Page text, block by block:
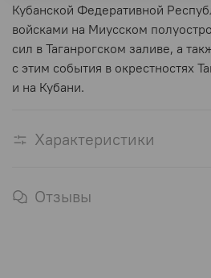
Кубанской Федеративной
войсками на Миусском
сил в Таганрогском заливе, а
с этим события в окрестностях
и на Кубани.
Характеристики
Отзывы